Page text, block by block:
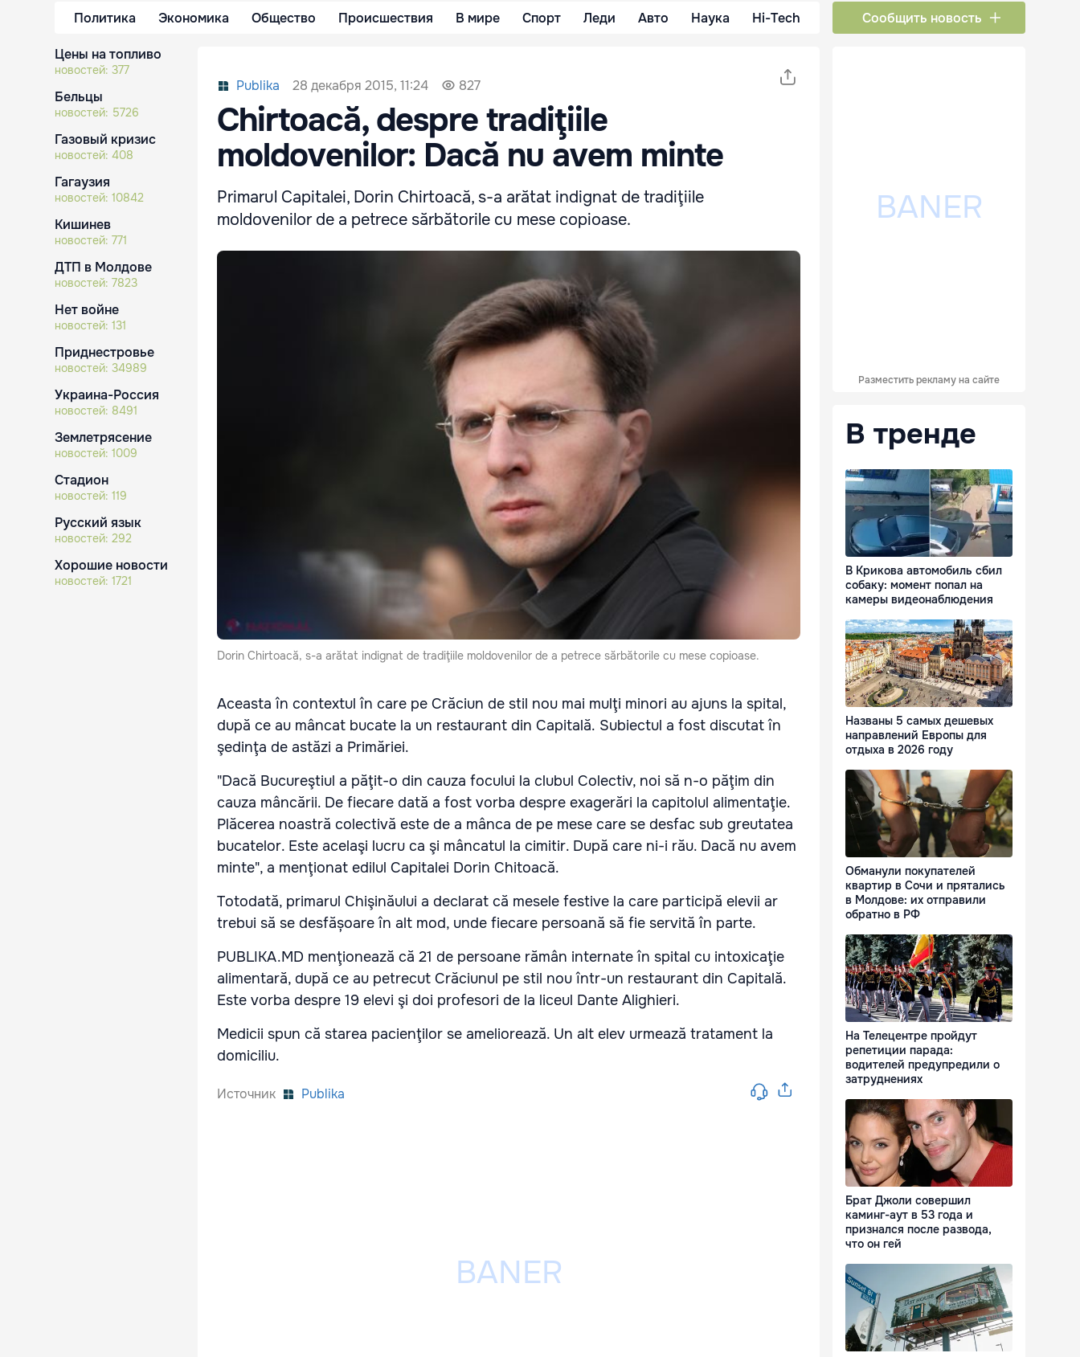
Политика Экономика Общество Происшествия В мире Спорт Леди Авто Наука Hi-Tech Сообщить новость
Цены на топливо
новостей: 377
Бельцы
новостей: 5726
Газовый кризис
новостей: 408
Гагаузия
новостей: 10842
Кишинев
новостей: 771
ДТП в Молдове
новостей: 7823
Нет войне
новостей: 131
Приднестровье
новостей: 34989
Украина-Россия
новостей: 8491
Землетрясение
новостей: 1009
Стадион
новостей: 119
Русский язык
новостей: 292
Хорошие новости
новостей: 1721
Publika 28 декабря 2015, 11:24 827
Chirtoacă, despre tradiţiile
moldovenilor: Dacă nu avem minte
Primarul Capitalei, Dorin Chirtoacă, s-a arătat indignat de tradiţiile
moldovenilor de a petrece sărbătorile cu mese copioase.
Dorin Chirtoacă, s-a arătat indignat de tradiţiile moldovenilor de a petrece sărbătorile cu mese copioase.
Aceasta în contextul în care pe Crăciun de stil nou mai mulţi minori au ajuns la spital,
după ce au mâncat bucate la un restaurant din Capitală. Subiectul a fost discutat în
şedinţa de astăzi a Primăriei.
"Dacă Bucureştiul a păţit-o din cauza focului la clubul Colectiv, noi să n-o păţim din
cauza mâncării. De fiecare dată a fost vorba despre exagerări la capitolul alimentaţie.
Plăcerea noastră colectivă este de a mânca de pe mese care se desfac sub greutatea
bucatelor. Este acelaşi lucru ca şi mâncatul la cimitir. După care ni-i rău. Dacă nu avem
minte", a menţionat edilul Capitalei Dorin Chitoacă.
Totodată, primarul Chişinăului a declarat că mesele festive la care participă elevii ar
trebui să se desfășoare în alt mod, unde fiecare persoană să fie servită în parte.
PUBLIKA.MD menţionează că 21 de persoane rămân internate în spital cu intoxicaţie
alimentară, după ce au petrecut Crăciunul pe stil nou într-un restaurant din Capitală.
Este vorba despre 19 elevi şi doi profesori de la liceul Dante Alighieri.
Medicii spun că starea pacienţilor se ameliorează. Un alt elev urmează tratament la
domiciliu.
Источник Publika
Разместить рекламу на сайте
В тренде
В Крикова автомобиль сбил
собаку: момент попал на
камеры видеонаблюдения
Названы 5 самых дешевых
направлений Европы для
отдыха в 2026 году
Обманули покупателей
квартир в Сочи и прятались
в Молдове: их отправили
обратно в РФ
На Телецентре пройдут
репетиции парада:
водителей предупредили о
затруднениях
Брат Джоли совершил
каминг-аут в 53 года и
признался после развода,
что он гей